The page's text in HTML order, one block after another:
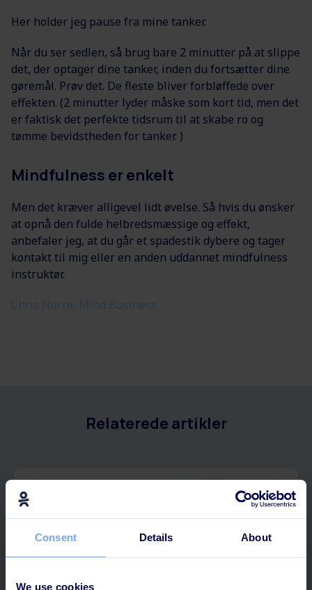
Consent Details About
We use cookies
Her holder jeg pause fra mine tanker.
Når du ser sedlen, så brug bare 2 minutter på at slippe
det, der optager dine tanker, inden du fortsætter dine
gøremål. Prøv det. De fleste bliver forbløffede over
effekten. (2 minutter lyder måske som kort tid, men det
er faktisk det perfekte tidsrum til at skabe ro og
tømme bevidstheden for tanker. )
Mindfulness er enkelt
Men det kræver alligevel lidt øvelse. Så hvis du ønsker
at opnå den fulde helbredsmæssige og effekt,
anbefaler jeg, at du går et spadestik dybere og tager
kontakt til mig eller en anden uddannet mindfulness
instruktør.
Relaterede artikler